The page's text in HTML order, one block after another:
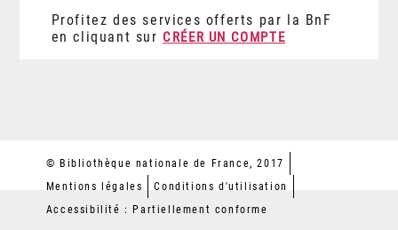
Profitez des services offerts par la BnF
en cliquant sur CRÉER UN COMPTE
© Bibliothèque nationale de France, 2017
Mentions légales
Conditions d'utilisation
Accessibilité : Partiellement conforme